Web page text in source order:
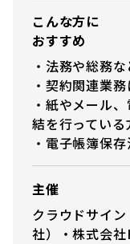
こんな方に
おすすめ
・法務や総務
・契約関連業
・紙やメール
結を行っている
・電子帳簿保
主催
クラウドサイ
社）・株式会